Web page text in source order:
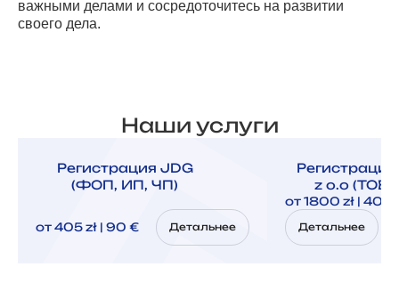
важными делами и сосредоточитесь на развитии
своего дела.
Наши услуги
Регистрация JDG
(ФОП, ИП, ЧП)
от 405 zł | 90 € Детальнее
Регистрация
z o.o (ТОВ,
от 1800 zł | 400
Детальнее